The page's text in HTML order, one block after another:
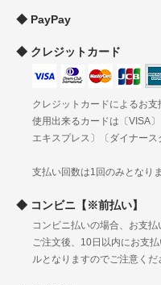
中
鳥取
岡山
広島
四
国
徳島
香川
愛媛
1030円
九
州
福岡
佐賀
長崎
熊本
大分
宮崎
1140円
PayPay
クレジットカード
クレジットカードによるお支
使用出来るカードは〔VISA
エキスプレス〕〔ダイナース
支払い回数は1回のみとなり
コンビニ【※前払い】
コンビニ払いの場合、お支払
ご注文後、10日以内にお支
ルとなりますのでご注意くだ